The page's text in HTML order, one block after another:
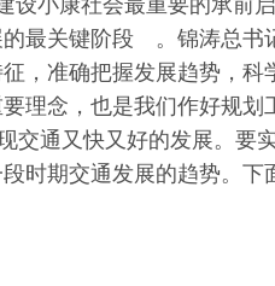
设小康社会最重要的承前
最关键阶段 。锦涛总书
，准确把握发展趋势，科
理念，也是我们作好规划
交通又快又好的发展。要
时期交通发展的趋势。下